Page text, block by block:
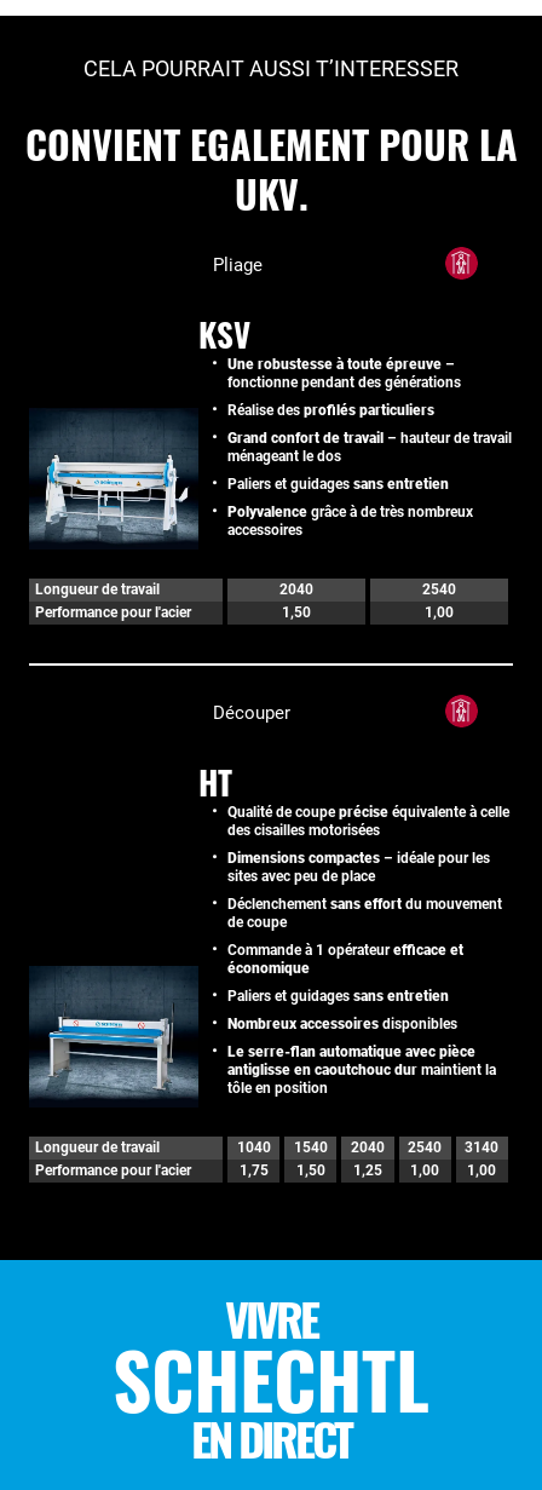
CELA POURRAIT AUSSI T’INTERESSER
CONVIENT EGALEMENT POUR LA
UKV.
Pliage
KSV
Une robustesse à toute épreuve –
fonctionne pendant des générations
Réalise des profilés particuliers
Grand confort de travail – hauteur de travail
ménageant le dos
Paliers et guidages sans entretien
Polyvalence grâce à de très nombreux
accessoires
Longueur de travail 2040
2540
Performance pour l'acier
1,50 1,00
Découper
HT
Qualité de coupeprécise équivalente à celle
des cisailles motorisées
Dimensions compactes – idéale pour les
sites avec peu de place
Déclenchement sans effort du mouvement
de coupe
Commande à 1 opérateurefficace et
économique
Paliers et guidages sans entretien
Nombreux accessoires disponibles
Le serre-flan automatique avec pièce
antiglisse en caoutchouc dur maintient la
tôle en position
Longueur de travail 1040 1540 2040 2540
3140
Performance pour l'acier
1,75 1,50 1,25 1,00 1,00
VIVRE
SCHECHTL
EN DIRECT